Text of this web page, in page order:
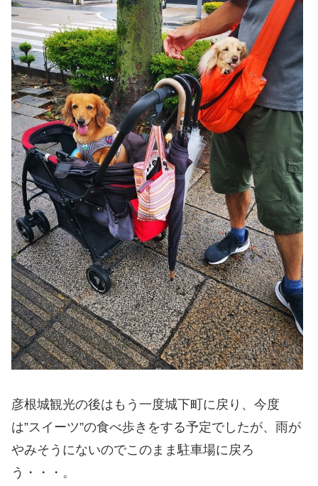
彦根城観光の後はもう一度城下町に戻り、今度
は”スイーツ”の食べ歩きをする予定でしたが、雨が
やみそうにないのでこのまま駐車場に戻ろ
う・・・。